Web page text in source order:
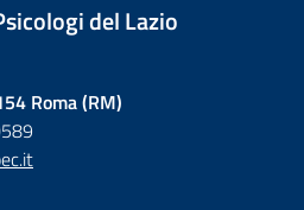
del Lazio
Roma (RM)